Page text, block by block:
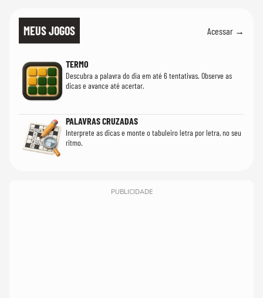
MEUS JOGOS Acessar →
TERMO
Descubra a palavra do dia em até 6 tentativas. Observe as
dicas e avance até acertar.
PALAVRAS CRUZADAS
Interprete as dicas e monte o tabuleiro letra por letra, no seu
ritmo.
PUBLICIDADE